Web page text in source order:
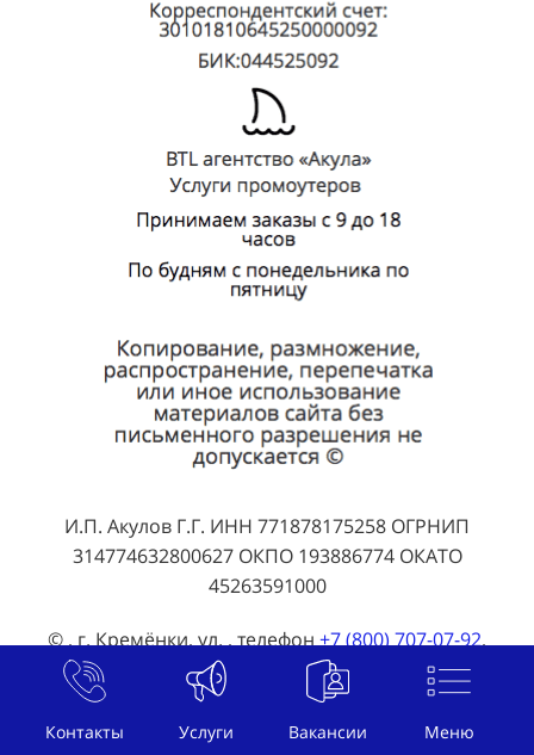
Контакты Услуги Вакансии Меню
И.П. Акулов Г.Г. ИНН 771878175258 ОГРНИП
314774632800627 ОКПО 193886774 ОКАТО
45263591000
© , г. Кремёнки, ул. , телефон+7 (800) 707-07-92,
почтаwelcome@btl-akula.ru
Публичная оферта